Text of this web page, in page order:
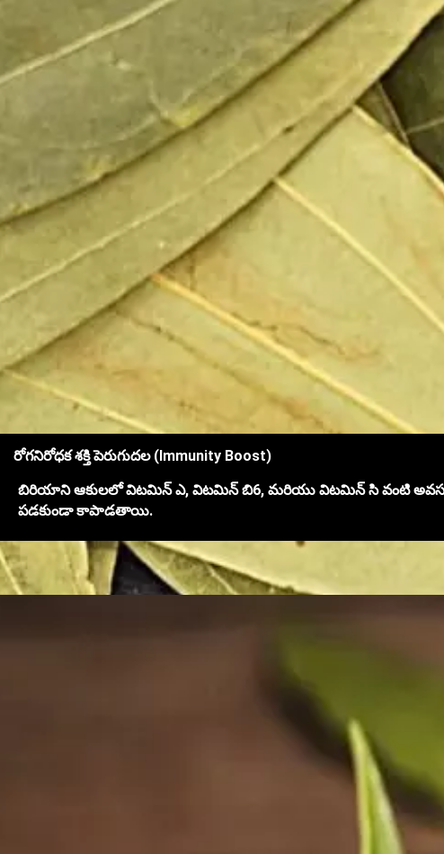
రోగనిరోధక శక్తి పెరుగుదల (Immunity Boost)
బిరియాని ఆకులలో విటమిన్ ఎ, విటమిన్ బి6, మరియు విటమిన్ సి వంటి
పడకుండా కాపాడతాయి.